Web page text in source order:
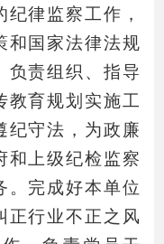
律监察工作，
和国家法律法规
负责组织、指导
教育规划实施工
纪守法，为政廉
和上级纪检监察
。完成好本单位
正行业不正之风